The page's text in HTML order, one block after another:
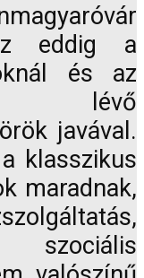
eddig a
és az
lévő
javával.
klasszikus
maradnak,
szociális